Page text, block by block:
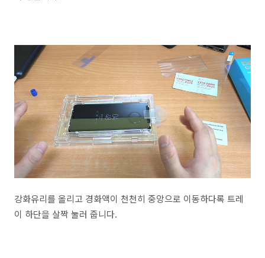
강화유리를 올리고 경화액이 천천히 중앙으로 이동하다록 트레
이 하단을 살짝 눌러 줍니다.